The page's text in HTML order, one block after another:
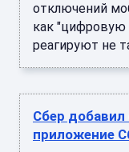
отключений
как "цифровую
реагируют не
Сбер добавил
приложение